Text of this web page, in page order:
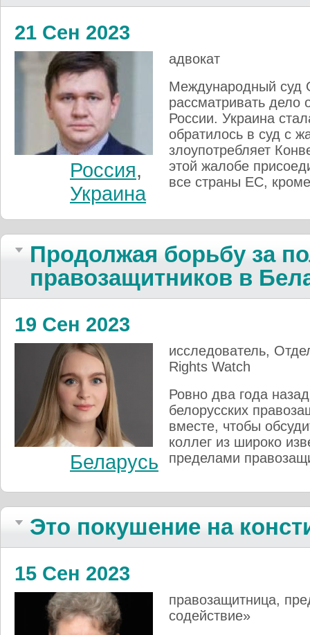
21 Сен 2023
адвокат
Международный суд
рассматривать дело
России. Украина
обратилось в суд с
злоупотребляет
этой жалобе
все страны ЕС,
Россия,
Украина
Продолжая борь­бу за
правозащит­ни­ков в
19 Сен 2023
исследователь,
Rights Watch
Ровно два года
белорусских
вместе, чтобы
коллег из широко
пределами
Беларусь
Это покушение на
15 Сен 2023
правозащитница,
содействие»